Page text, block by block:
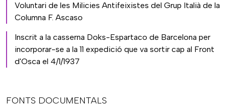
Voluntari de les Milicies Antifeixistes del Grup Italià de la
Columna F. Ascaso
Inscrit a la casserna Doks-Espartaco de Barcelona per
incorporar-se a la 11 expedició que va sortir cap al Front
d'Osca el 4/1/1937
FONTS DOCUMENTALS